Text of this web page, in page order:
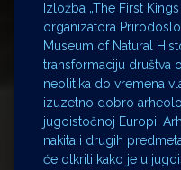
Izložba „The First
organizatora
Museum of Natural
transformaciju društva
neolitika do vremena
izuzetno dobro
jugoistočnoj Europi.
nakita i drugih
će otkriti kako je u